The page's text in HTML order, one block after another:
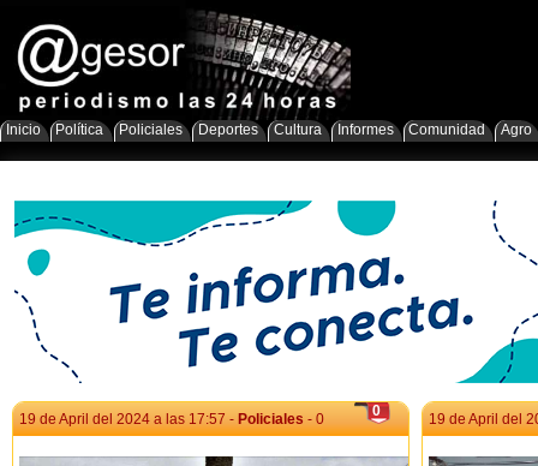
Inicio Política Policiales Deportes Cultura Informes Comunidad Agro
0
19 de April del 2024 a las 17:57 - Policiales - 0 19 de April del